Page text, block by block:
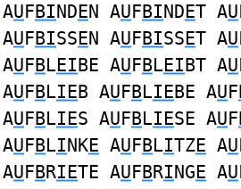
AUFBINDEN AUFBINDET AU
AUFBISSEN AUFBISSET AU
AUFBLEIBE AUFBLEIBT AU
AUFBLIEB AUFBLIEBE AUF
AUFBLIES AUFBLIESE AUF
AUFBLINKE AUFBLITZE AU
AUFBRIETE AUFBRINGE AU